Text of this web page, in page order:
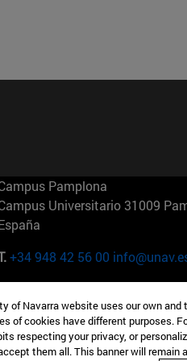
Pamplona
Universitario 31009
+34 948 42 56 00
del Cerro Águila 3 28023
España
of Navarra website uses our own
of cookies have different purposes.
respecting your privacy, or
them all. This banner will